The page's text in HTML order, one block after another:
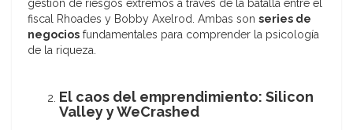
gestión de riesgos extremos a través de la batalla entre el
fiscal Rhoades y Bobby Axelrod. Ambas son series de
negocios fundamentales para comprender la psicología
de la riqueza.
El caos del emprendimiento: Silicon
Valley y WeCrashed